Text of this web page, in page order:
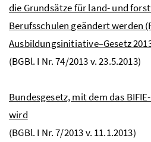
die Grundsätze für land- und
Berufsschulen geändert werden
Ausbildungsinitiative–Gesetz
(BGBl. I Nr. 74/2013 v. 23.5.2013)
Bundesgesetz, mit dem das
wird
(BGBl. I Nr. 7/2013 v. 11.1.2013)